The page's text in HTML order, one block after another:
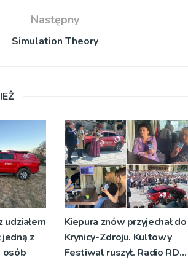
Następny
Simulation Theory
jedną z
osób
Kiepura znów przyjechał do
Krynicy-Zdroju. Kultowy
Festiwal ruszył. Radio RDN